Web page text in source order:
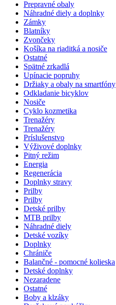
Prepravné obaly
Náhradné diely a doplnky
Zámky
Blatníky
Zvončeky
Košíka na riaditká a nosiče
Ostatné
Spätné zrkadlá
Upínacie popruhy
Držiaky a obaly na smartfóny
Odkladanie bicyklov
Nosiče
Cyklo kozmetika
Trenažéry
Trenažéry
Príslušenstvo
Výživové doplnky
Pitný režim
Energia
Regenerácia
Doplnky stravy
Prilby
Prilby
Detské prilby
MTB prilby
Náhradné diely
Detské vozíky
Doplnky
Chrániče
Balančné - pomocné kolieska
Detské doplnky
Nezaradene
Ostatné
Boby a klzáky